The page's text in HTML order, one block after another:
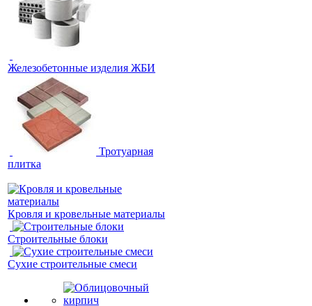
Железобетонные изделия ЖБИ
Тротуарная
плитка
Кровля и кровельные материалы
Строительные блоки
Сухие строительные смеси